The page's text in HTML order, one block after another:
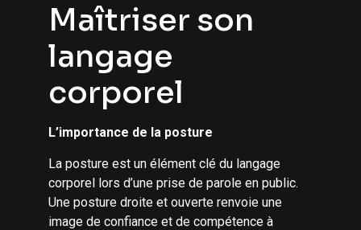
Maîtriser son
langage
corporel
L’importance de la posture
La posture est un élément clé du langage
corporel lors d’une prise de parole en public.
Une posture droite et ouverte renvoie une
image de confiance et de compétence à